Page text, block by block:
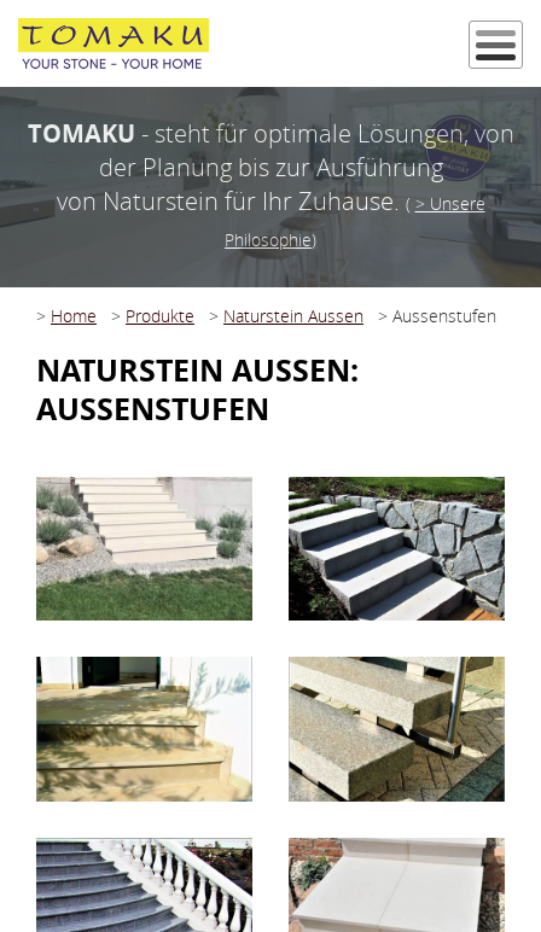
TOMAKU - steht für optimale Lösungen, von
der Planung bis zur Ausführung
von Naturstein für Ihr Zuhause. ( > Unsere
Philosophie)
> Home > Produkte > Naturstein Aussen > Aussenstufen
NATURSTEIN AUSSEN:
AUSSENSTUFEN